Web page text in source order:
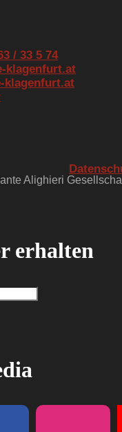
/ 33 5 74
klagenfurt.at
klagenfurt.at
Alighieri
erhalten